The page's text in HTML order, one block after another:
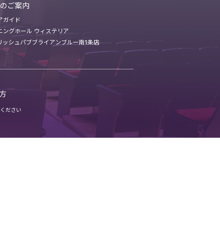
ご案内
ガイド
ングホール ウィステリア
ッシュパブブライアンブルー南1条店
ださい